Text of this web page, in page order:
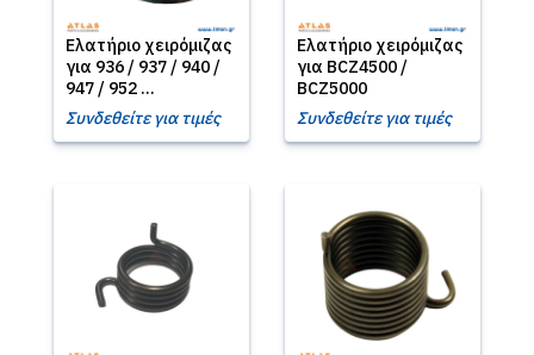
Ελατήριο χειρόμιζας
για 936 / 937 / 940 /
947 / 952 ...
Συνδεθείτε για τιμές
Ελατήριο χειρόμιζας
για BCZ4500 /
BCZ5000
Συνδεθείτε για τιμές